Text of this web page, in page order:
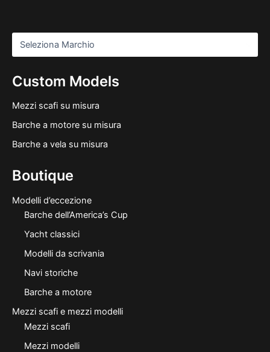
Custom Models
Mezzi scafi su misura
Barche a motore su misura
Barche a vela su misura
Boutique
Modelli d’eccezione
Barche dell’America’s Cup
Yacht classici
Modelli da scrivania
Navi storiche
Barche a motore
Mezzi scafi e mezzi modelli
Mezzi scafi
Mezzi modelli